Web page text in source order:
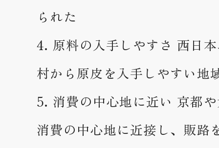
られた
原料の入手しやすさ 西日
村から原皮を入手しやすい地
消費の中心地に近い 京都
消費の中心地に近接し、販路